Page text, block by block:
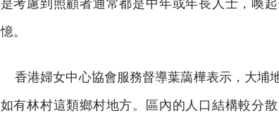
是考慮到照顧者通常都是中年或年長人士，喚
憶。
香港婦女中心協會服務督導葉藹樺表示，大埔
如有林村這類鄉村地方。區內的人口結構較分